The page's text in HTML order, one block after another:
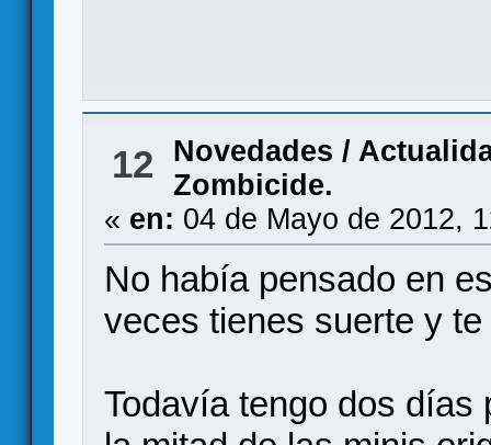
12
Novedades /
Zombicide.
« en: 04 de Mayo de 2012,
No había pensado en
veces tienes suerte y
Todavía tengo dos días